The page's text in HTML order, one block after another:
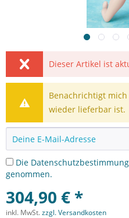
Dieser Artikel ist
Benachrichtigt
wieder lieferbar ist.
Die
genommen.
304,90 € *
inkl. MwSt.zzgl. Versandkosten